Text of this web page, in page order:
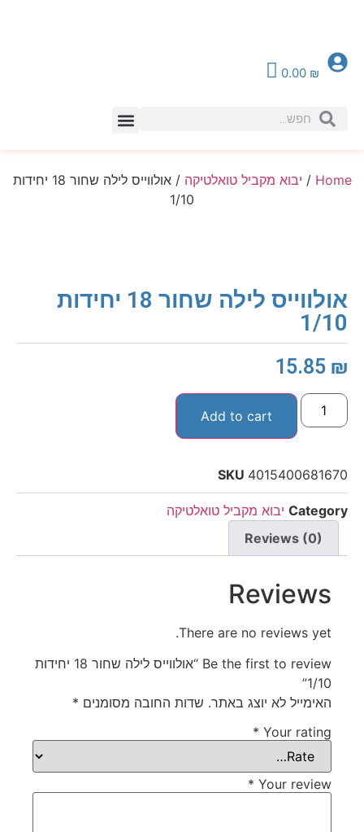
0.00 ₪
Home
/ יבוא מקביל טואלטיקה
/ אולווייס לילה שחור 18 יחידות
1/10
אולווייס לילה שחור 18 יחידות
1/10
15.85 ₪
Add to cart
SKU 4015400681670
Category יבוא מקביל טואלטיקה
Reviews (0)
Reviews
There are no reviews yet.
Be the first to review “אולווייס לילה שחור 18 יחידות
1/10”
האימייל לא יוצג באתר. שדות החובה מסומנים *
Your rating
*
Your review
*